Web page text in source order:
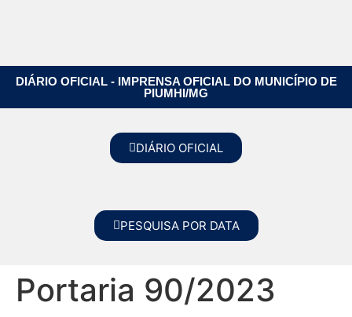
DIÁRIO OFICIAL - IMPRENSA OFICIAL DO MUNICÍPIO DE
PIUMHI/MG
DIÁRIO OFICIAL
PESQUISA POR DATA
Portaria 90/2023